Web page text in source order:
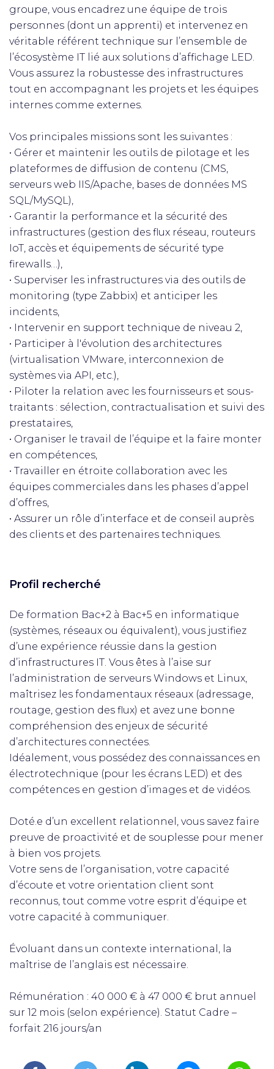
groupe, vous encadrez une équipe de trois
personnes (dont un apprenti) et intervenez en
véritable référent technique sur l’ensemble de
l’écosystème IT lié aux solutions d’affichage LED.
Vous assurez la robustesse des infrastructures
tout en accompagnant les projets et les équipes
internes comme externes.
Vos principales missions sont les suivantes :
• Gérer et maintenir les outils de pilotage et les
plateformes de diffusion de contenu (CMS,
serveurs web IIS/Apache, bases de données MS
SQL/MySQL),
• Garantir la performance et la sécurité des
infrastructures (gestion des flux réseau, routeurs
IoT, accès et équipements de sécurité type
firewalls…),
• Superviser les infrastructures via des outils de
monitoring (type Zabbix) et anticiper les
incidents,
• Intervenir en support technique de niveau 2,
• Participer à l'évolution des architectures
(virtualisation VMware, interconnexion de
systèmes via API, etc.),
• Piloter la relation avec les fournisseurs et sous-
traitants : sélection, contractualisation et suivi des
prestataires,
• Organiser le travail de l’équipe et la faire monter
en compétences,
• Travailler en étroite collaboration avec les
équipes commerciales dans les phases d’appel
d’offres,
• Assurer un rôle d’interface et de conseil auprès
des clients et des partenaires techniques.
Profil recherché
De formation Bac+2 à Bac+5 en informatique
(systèmes, réseaux ou équivalent), vous justifiez
d’une expérience réussie dans la gestion
d’infrastructures IT. Vous êtes à l’aise sur
l’administration de serveurs Windows et Linux,
maîtrisez les fondamentaux réseaux (adressage,
routage, gestion des flux) et avez une bonne
compréhension des enjeux de sécurité
d’architectures connectées.
Idéalement, vous possédez des connaissances en
électrotechnique (pour les écrans LED) et des
compétences en gestion d’images et de vidéos.
Doté.e d’un excellent relationnel, vous savez faire
preuve de proactivité et de souplesse pour mener
à bien vos projets.
Votre sens de l’organisation, votre capacité
d’écoute et votre orientation client sont
reconnus, tout comme votre esprit d’équipe et
votre capacité à communiquer.
Évoluant dans un contexte international, la
maîtrise de l’anglais est nécessaire.
Rémunération : 40 000 € à 47 000 € brut annuel
sur 12 mois (selon expérience). Statut Cadre –
forfait 216 jours/an